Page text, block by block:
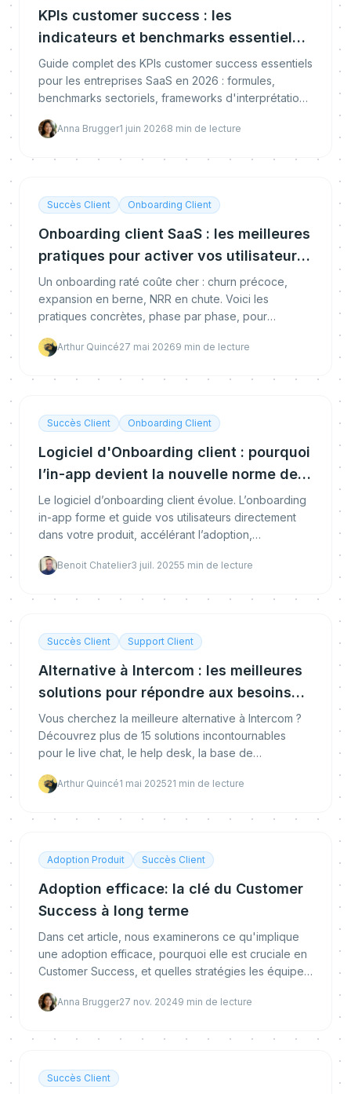
KPIs customer success : les
indicateurs et benchmarks essentiels
pour le SaaS
Guide complet des KPIs customer success essentiels
pour les entreprises SaaS en 2026 : formules,
benchmarks sectoriels, frameworks d'interprétation
Anna Brugger1 juin 20268 min de lecture
Succès Client Onboarding Client
Onboarding client SaaS : les meilleures
pratiques pour activer vos utilisateurs
en 2026
Un onboarding raté coûte cher : churn précoce,
expansion en berne, NRR en chute. Voici les
pratiques concrètes, phase par phase, pour
réellement vos utilisateurs.
Arthur Quincé27 mai 20269 min de lecture
Succès Client Onboarding Client
Logiciel d'Onboarding client : pourquoi
l’in-app devient la nouvelle norme de
l’adoption produit
Le logiciel d’onboarding client évolue. L’onboarding
in-app forme et guide vos utilisateurs directement
dans votre produit, accélérant l’adoption,
pourquo
Benoit Chatelier3 juil. 20255 min de lecture
Succès Client Support Client
Alternative à Intercom : les meilleures
solutions pour répondre aux besoins
de votre entreprise
Vous cherchez la meilleure alternative à Intercom ?
Découvrez plus de 15 solutions incontournables
pour le live chat, le help desk, la base de
adaArthur Quincé1 mai 202521 min de lecture
Adoption Produit Succès Client
Adoption efficace: la clé du Customer
Success à long terme
Dans cet article, nous examinerons ce qu'implique
une adoption efficace, pourquoi elle est cruciale en
Customer Success, et quelles stratégies les équipes
Anna Brugger27 nov. 20249 min de lecture
Succès Client